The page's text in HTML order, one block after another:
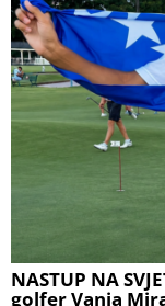
NASTUP NA
golfer Vanja